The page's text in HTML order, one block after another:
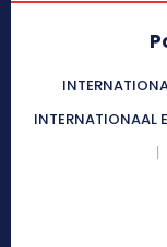
INTERNATIONAAL